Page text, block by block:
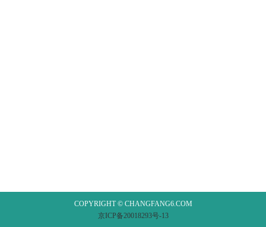
COPYRIGHT © CHANGFANG6.COM
京ICP备20018293号-13